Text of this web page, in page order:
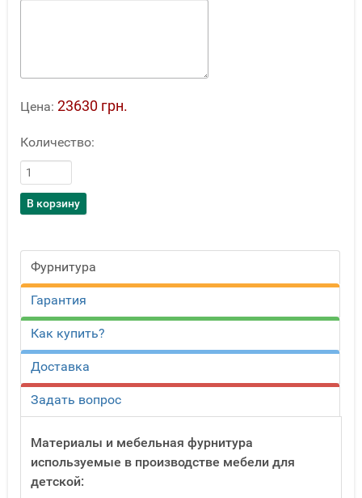
Цена: 23630 грн.
Количество:
Фурнитура
Гарантия
Как купить?
Доставка
Задать вопрос
Материалы и мебельная фурнитура
используемые в производстве мебели для
детской: